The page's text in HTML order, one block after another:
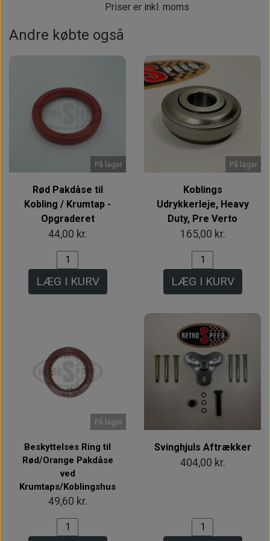
Priser er inkl. moms
Andre købte også
På lager
Rød Pakdåse til
Kobling / Krumtap -
Opgraderet
44,00 kr.
LÆG I KURV
På lager
Koblings
Udrykkerleje, Heavy
Duty, Pre Verto
165,00 kr.
LÆG I KURV
På lager
Beskyttelses Ring til
Rød/Orange Pakdåse
ved
Krumtaps/Koblingshus
49,60 kr.
Svinghjuls Aftrækker
404,00 kr.